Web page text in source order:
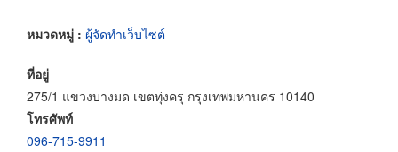
หมวดหมู่ : ผู้จัดทำเว็บไซต์
ที่อยู่
275/1 แขวงบางมด เขตทุ่งครุ กรุงเทพมหานคร 10140
โทรศัพท์
096-715-9911